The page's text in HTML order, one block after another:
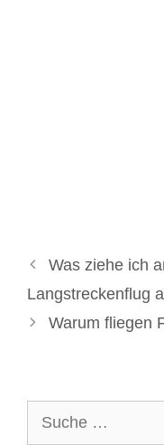
Was ziehe ich
Langstreckenflug
Warum fliegen
nach: